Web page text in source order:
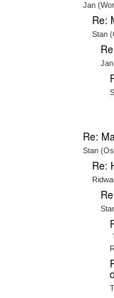
Jan
Re:
Stan
Re:
Stan
Re: